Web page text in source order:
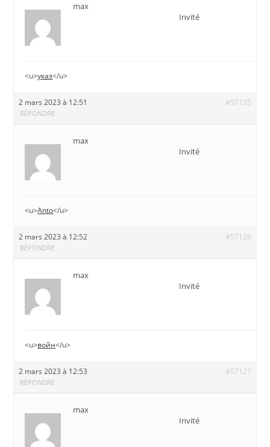
max
Invité
<u>указ</u>
2 mars 2023 à 12:51 #57125
RÉPONDRE
max
Invité
<u>Anto</u>
2 mars 2023 à 12:52 #57126
RÉPONDRE
max
Invité
<u>войн</u>
2 mars 2023 à 12:53 #57127
RÉPONDRE
max
Invité